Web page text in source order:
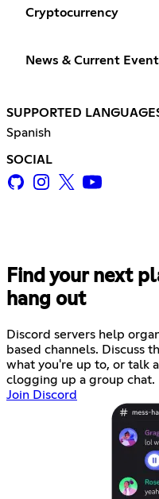
Cryptocurrency
News & Current
SUPPORTED
Spanish
SOCIAL
Find your next
hang out
Discord servers help
based channels. Discuss
what you're up to, or talk
clogging up a group chat.
Join Discord